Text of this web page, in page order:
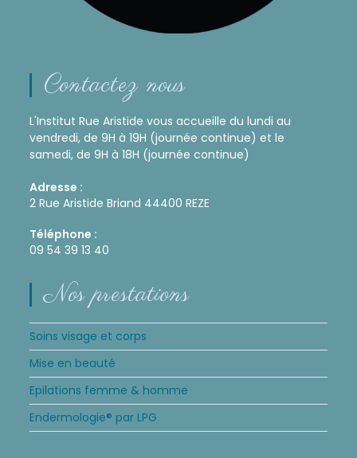
Contactez nous
L'Institut Rue Aristide vous accueille du lundi au
vendredi, de 9H à 19H (journée continue) et le
samedi, de 9H à 18H (journée continue)
Adresse :
2 Rue Aristide Briand 44400 REZE
Téléphone :
09 54 39 13 40
Nos prestations
Soins visage et corps
Mise en beauté
Epilations femme & homme
Endermologie® par LPG